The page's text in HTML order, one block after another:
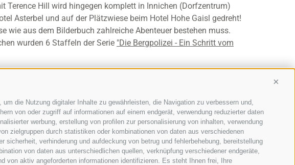
die Nutzung digitaler Inhalte zu gewährleisten, die Navigation zu verbessern und,
von oder zugriff auf informationen auf einem endgerät, verwendung reduzierter daten
werbung, erstellung von profilen zur personalisierung von inhalten, verwendung
zielgruppen durch statistiken oder kombinationen von daten aus verschiedenen
verhinderung und aufdeckung von betrug und fehlerbehebung, bereitstellung
von daten aus unterschiedlichen quellen, verknüpfung verschiedener endgeräte,
von aktiv angeforderten informationen identifizieren. Es steht Ihnen frei, Ihre
Terence Hill wird hingegen komplett in Innichen (Dorfzentrum)
Asterbel und auf der Plätzwiese beim Hotel Hohe Gaisl gedreht!
wie aus dem Bilderbuch zahlreiche Abenteuer bestehen muss.
wurden 6 Staffeln der Serie "Die Bergpolizei - Ein Schritt vom
Schauspieler Daniele Liotti ersetzt, der als Francesco Neri,
abermals Innichen und Prags im Südtiroler Hochpustertal.
anderen italienischen Regionen gedreht.